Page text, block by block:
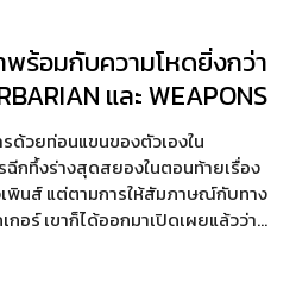
พร้อมกับความโหดยิ่งกว่า
และ WEAPONS
ด้วยท่อนแขนของตัวเองใน
ฉีกทึ้งร่างสุดสยองในตอนท้ายเรื่อง
เพินส์ แต่ตามการให้สัมภาษณ์กับทาง
กอร์ เขาก็ได้ออกมาเปิดเผยแล้วว่า…